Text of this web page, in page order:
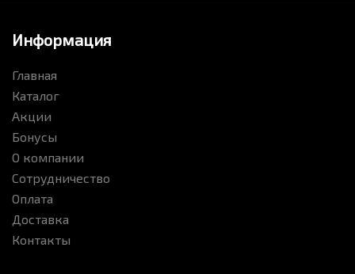
Информация
Главная
Каталог
Акции
Бонусы
О компании
Сотрудничество
Оплата
Доставка
Контакты